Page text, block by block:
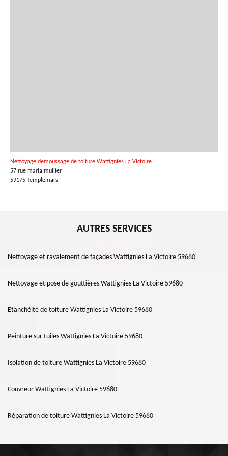
Nettoyage demoussage de toiture Wattignies La Victoire
57 rue maria mullier
59175 Templemars
AUTRES SERVICES
Nettoyage et ravalement de façades Wattignies La Victoire 59680
Nettoyage et pose de gouttières Wattignies La Victoire 59680
Etanchéité de toiture Wattignies La Victoire 59680
Peinture sur tuiles Wattignies La Victoire 59680
Isolation de toiture Wattignies La Victoire 59680
Couvreur Wattignies La Victoire 59680
Réparation de toiture Wattignies La Victoire 59680